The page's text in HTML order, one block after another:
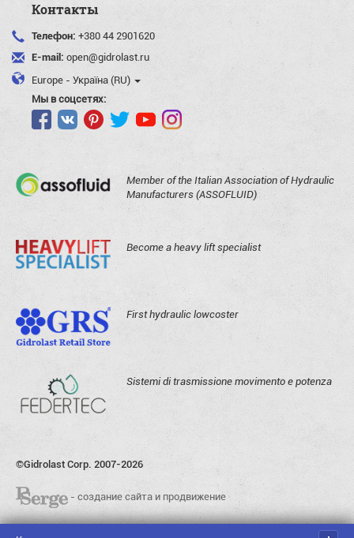
Контакты
Телефон: +380 44 2901620
E-mail: open@gidrolast.ru
Europe - Україна (RU)
Мы в соцсетях:
Member of the Italian Association of Hydraulic
Manufacturers (ASSOFLUID)
Become a heavy lift specialist
First hydraulic lowcoster
Sistemi di trasmissione movimento e potenza
©Gidrolast Corp. 2007-2026
- создание сайта и продвижение